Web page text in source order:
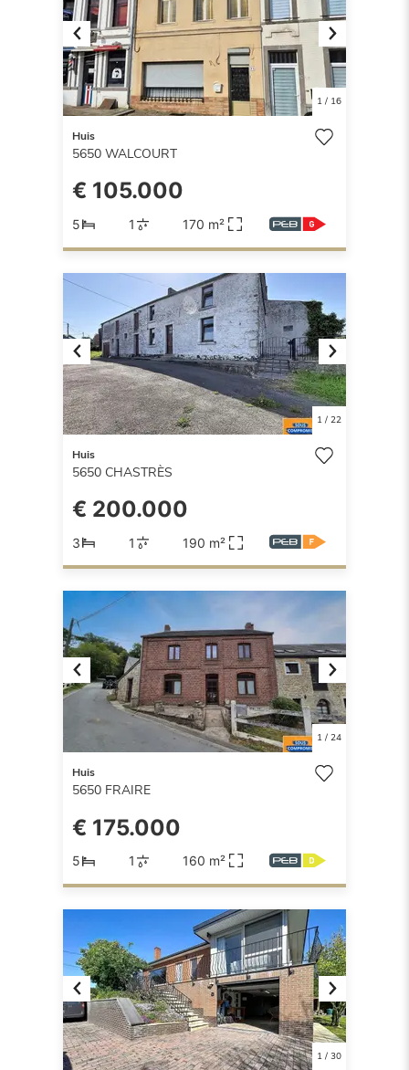
Previous Next
1/ 16
Huis
5650 WALCOURT
€ 105.000
5 1 170 m²
Previous Next
1/ 22
Huis
5650 CHASTRÈS
€ 200.000
3 1 190 m²
Previous Next
1/ 24
Huis
5650 FRAIRE
€ 175.000
5 1 160 m²
Previous Next
1/ 30